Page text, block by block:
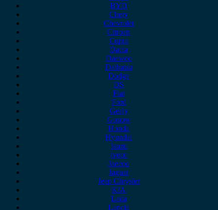
BYD
Chery
Chevrolet
Citroen
Cupra
Dacia
Daewoo
Daihatsu
Dodge
DS
Fiat
Ford
Geely
Gonow
Honda
Hyundai
Isuzu
iveco
Jaecoo
Jaguar
Jeep Chrysler
KIA
Lada
Lancia